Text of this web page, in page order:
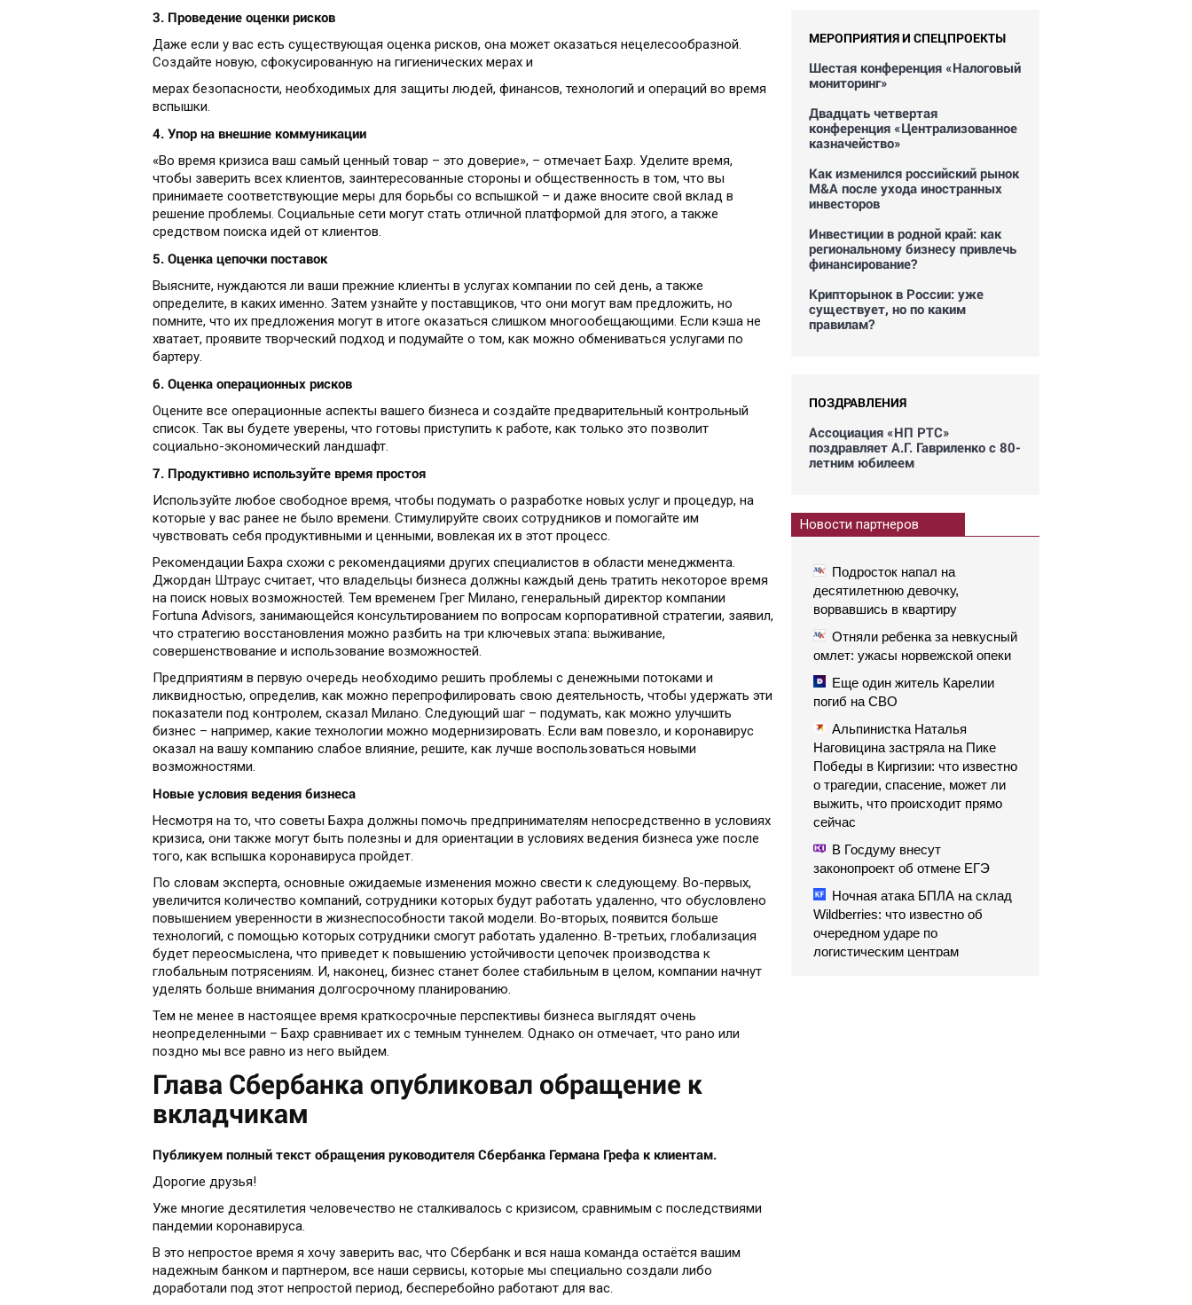
3. Проведение оценки рисков
Даже если у вас есть существующая оценка рисков, она может оказаться нецелесообразной.
Создайте новую, сфокусированную на гигиенических мерах и
мерах безопасности, необходимых для защиты людей, финансов, технологий и операций во время
вспышки.
4. Упор на внешние коммуникации
«Во время кризиса ваш самый ценный товар – это доверие», – отмечает Бахр. Уделите время,
чтобы заверить всех клиентов, заинтересованные стороны и общественность в том, что вы
принимаете соответствующие меры для борьбы со вспышкой – и даже вносите свой вклад в
решение проблемы. Социальные сети могут стать отличной платформой для этого, а также
средством поиска идей от клиентов.
5. Оценка цепочки поставок
Выясните, нуждаются ли ваши прежние клиенты в услугах компании по сей день, а также
определите, в каких именно. Затем узнайте у поставщиков, что они могут вам предложить, но
помните, что их предложения могут в итоге оказаться слишком многообещающими. Если кэша не
хватает, проявите творческий подход и подумайте о том, как можно обмениваться услугами по
бартеру.
6. Оценка операционных рисков
Оцените все операционные аспекты вашего бизнеса и создайте предварительный контрольный
список. Так вы будете уверены, что готовы приступить к работе, как только это позволит
социально-экономический ландшафт.
7. Продуктивно используйте время простоя
Используйте любое свободное время, чтобы подумать о разработке новых услуг и процедур, на
которые у вас ранее не было времени. Стимулируйте своих сотрудников и помогайте им
чувствовать себя продуктивными и ценными, вовлекая их в этот процесс.
Рекомендации Бахра схожи с рекомендациями других специалистов в области менеджмента.
Джордан Штраус считает, что владельцы бизнеса должны каждый день тратить некоторое время
на поиск новых возможностей. Тем временем Грег Милано, генеральный директор компании
Fortuna Advisors, занимающейся консультированием по вопросам корпоративной стратегии, заявил,
что стратегию восстановления можно разбить на три ключевых этапа: выживание,
совершенствование и использование возможностей.
Предприятиям в первую очередь необходимо решить проблемы с денежными потоками и
ликвидностью, определив, как можно перепрофилировать свою деятельность, чтобы удержать эти
показатели под контролем, сказал Милано. Следующий шаг – подумать, как можно улучшить
бизнес – например, какие технологии можно модернизировать. Если вам повезло, и коронавирус
оказал на вашу компанию слабое влияние, решите, как лучше воспользоваться новыми
возможностями.
Новые условия ведения бизнеса
Несмотря на то, что советы Бахра должны помочь предпринимателям непосредственно в условиях
кризиса, они также могут быть полезны и для ориентации в условиях ведения бизнеса уже после
того, как вспышка коронавируса пройдет.
По словам эксперта, основные ожидаемые изменения можно свести к следующему. Во-первых,
увеличится количество компаний, сотрудники которых будут работать удаленно, что обусловлено
повышением уверенности в жизнеспособности такой модели. Во-вторых, появится больше
технологий, с помощью которых сотрудники смогут работать удаленно. В-третьих, глобализация
будет переосмыслена, что приведет к повышению устойчивости цепочек производства к
глобальным потрясениям. И, наконец, бизнес станет более стабильным в целом, компании начнут
уделять больше внимания долгосрочному планированию.
Тем не менее в настоящее время краткосрочные перспективы бизнеса выглядят очень
неопределенными – Бахр сравнивает их с темным туннелем. Однако он отмечает, что рано или
поздно мы все равно из него выйдем.
Глава Сбербанка опубликовал обращение к
вкладчикам
Публикуем полный текст обращения руководителя Сбербанка Германа Грефа к клиентам.
Дорогие друзья!
Уже многие десятилетия человечество не сталкивалось с кризисом, сравнимым с последствиями
пандемии коронавируса.
В это непростое время я хочу заверить вас, что Сбербанк и вся наша команда остаётся вашим
надежным банком и партнером, все наши сервисы, которые мы специально создали либо
доработали под этот непростой период, бесперебойно работают для вас.
МЕРОПРИЯТИЯ И СПЕЦПРОЕКТЫ
Шестая конференция «Налоговый
мониторинг»
Двадцать четвертая
конференция «Централизованное
казначейство»
Как изменился российский рынок
M&A после ухода иностранных
инвесторов
Инвестиции в родной край: как
региональному бизнесу привлечь
финансирование?
Крипторынок в России: уже
существует, но по каким
правилам?
ПОЗДРАВЛЕНИЯ
Ассоциация «НП РТС»
поздравляет А.Г. Гавриленко с 80-
летним юбилеем
Новости партнеров
Подросток напал на
десятилетнюю девочку,
ворвавшись в квартиру
Отняли ребенка за невкусный
омлет: ужасы норвежской опеки
Еще один житель Карелии
погиб на СВО
Альпинистка Наталья
Наговицина застряла на Пике
Победы в Киргизии: что известно
о трагедии, спасение, может ли
выжить, что происходит прямо
сейчас
В Госдуму внесут
законопроект об отмене ЕГЭ
Ночная атака БПЛА на склад
Wildberries: что известно об
очередном ударе по
логистическим центрам